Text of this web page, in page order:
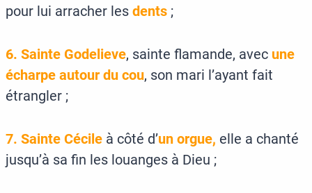
pour lui arracher les dents ;
6. Sainte Godelieve, sainte flamande, avec une
écharpe autour du cou, son mari l’ayant fait
étrangler ;
7. Sainte Cécile à côté d’un orgue, elle a chanté
jusqu’à sa fin les louanges à Dieu ;